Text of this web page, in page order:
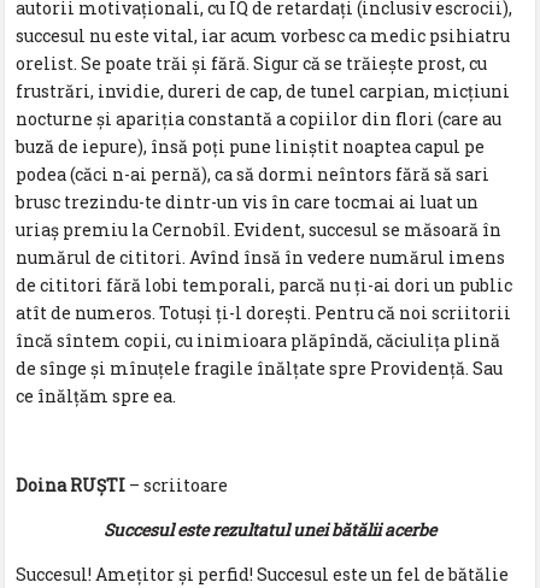
autorii motivaționali, cu IQ de retardați (inclusiv escrocii),
succesul nu este vital, iar acum vorbesc ca medic psihiatru
orelist. Se poate trăi și fără. Sigur că se trăiește prost, cu
frustrări, invidie, dureri de cap, de tunel carpian, micțiuni
nocturne și apariția constantă a copiilor din flori (care au
buză de iepure), însă poți pune liniștit noaptea capul pe
podea (căci n-ai pernă), ca să dormi neîntors fără să sari
brusc trezindu-te dintr-un vis în care tocmai ai luat un
uriaș premiu la Cernobîl. Evident, succesul se măsoară în
numărul de cititori. Avînd însă în vedere numărul imens
de cititori fără lobi temporali, parcă nu ți-ai dori un public
atît de numeros. Totuși ți-l dorești. Pentru că noi scriitorii
încă sîntem copii, cu inimioara plăpîndă, căciulița plină
de sînge și mînuțele fragile înălțate spre Providență. Sau
ce înălțăm spre ea.
Doina RUȘTI – scriitoare
Succesul este rezultatul unei bătălii acerbe
Succesul! Amețitor și perfid! Succesul este un fel de bătălie